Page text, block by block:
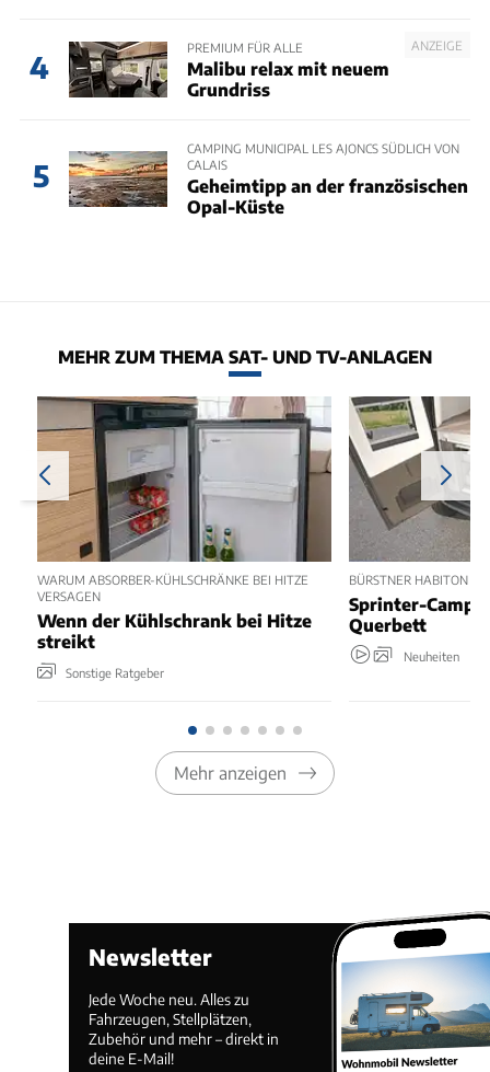
4
ANZEIGE
PREMIUM FÜR ALLE
Malibu relax mit neuem
Grundriss
5
CAMPING MUNICIPAL LES AJONCS SÜDLICH VON
CALAIS
Geheimtipp an der französischen
Opal-Küste
MEHR ZUM THEMA SAT- UND TV-ANLAGEN
WARUM ABSORBER-KÜHLSCHRÄNKE BEI HITZE
VERSAGEN
Wenn der Kühlschrank bei Hitze
streikt
Sonstige Ratgeber
BÜRSTNER HABITON 6.1
Sprinter-
Querbett
Neuheiten
Mehr anzeigen
Newsletter
Jede Woche neu. Alles zu
Fahrzeugen, Stellplätzen,
Zubehör und mehr – direkt in
deine E-Mail!